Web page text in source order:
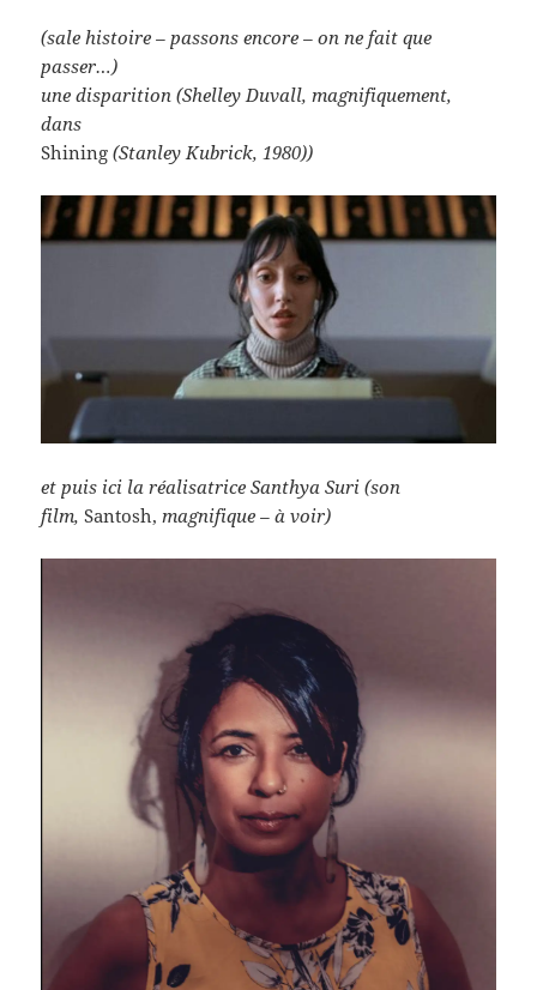
(sale histoire – passons encore – on ne fait que
passer…)
une disparition (Shelley Duvall, magnifiquement,
dans
Shining(Stanley Kubrick, 1980))
et puis ici la réalisatrice Santhya Suri (son
film, Santosh, magnifique – à voir)